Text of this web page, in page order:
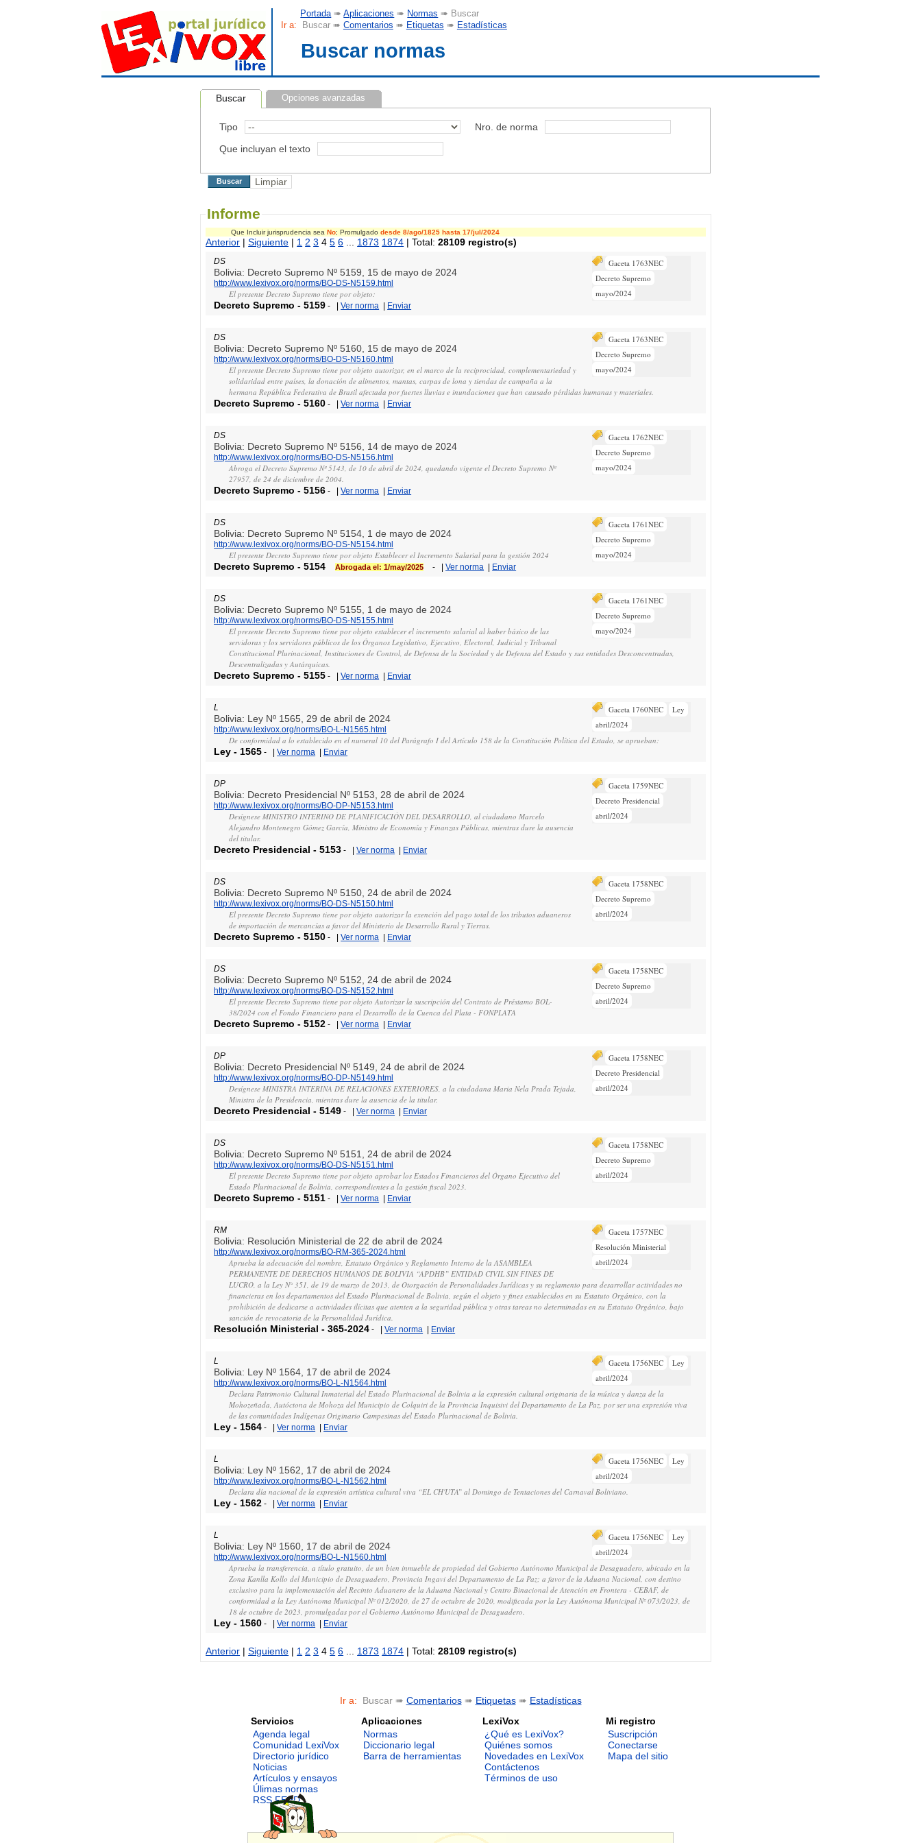
Portada ➠Aplicaciones ➠ Normas ➠ Buscar
Ir a: Buscar ➠ Comentarios ➠ Etiquetas ➠ Estadísticas
Buscar normas
Buscar Opciones avanzadas
Tipo Nro. de norma
Que incluyan el texto
Informe
Que Incluir jurisprudencia sea No; Promulgado desde 8/ago/1825 hasta 17/jul/2024
Anterior |Siguiente | 1 2 3 45 6 1873 1874 | Total:28109 registro(s)
DS
Gaceta 1763NEC
Decreto Supremo
mayo/2024
Bolivia: Decreto Supremo Nº 5159, 15 de mayo de 2024
http://www.lexivox.org/norms/BO-DS-N5159.html
El presente Decreto Supremo tiene por objeto:
Decreto Supremo -5159 - |Ver norma Enviar
DS
Gaceta 1763NEC
Decreto Supremo
mayo/2024
Bolivia: Decreto Supremo Nº 5160, 15 de mayo de 2024
http://www.lexivox.org/norms/BO-DS-N5160.html
El presente Decreto Supremo tiene por objeto autorizar, en el marco de la reciprocidad, complementariedad y
solidaridad entre países, la donación de alimentos, mantas, carpas de lona y tiendas de campaña a la
hermana República Federativa de Brasil afectada por fuertes lluvias e inundaciones que han causado pérdidas humanas y materiales.
Decreto Supremo -5160 - |Ver norma Enviar
DS
Gaceta 1762NEC
Decreto Supremo
mayo/2024
Bolivia: Decreto Supremo Nº 5156, 14 de mayo de 2024
http://www.lexivox.org/norms/BO-DS-N5156.html
Abroga el Decreto Supremo Nº 5143, de 10 de abril de 2024, quedando vigente el Decreto Supremo Nº
27957, de 24 de diciembre de 2004.
Decreto Supremo -5156 - |Ver norma Enviar
DS
Gaceta 1761NEC
Decreto Supremo
mayo/2024
Bolivia: Decreto Supremo Nº 5154, 1 de mayo de 2024
http://www.lexivox.org/norms/BO-DS-N5154.html
El presente Decreto Supremo tiene por objeto Establecer el Incremento Salarial para la gestión 2024
Decreto Supremo -5154 Abrogada el: 1/may/2025 - |Ver norma Enviar
DS
Gaceta 1761NEC
Decreto Supremo
mayo/2024
Bolivia: Decreto Supremo Nº 5155, 1 de mayo de 2024
http://www.lexivox.org/norms/BO-DS-N5155.html
El presente Decreto Supremo tiene por objeto establecer el incremento salarial al haber básico de las
servidoras y los servidores públicos de los Órganos Legislativo, Ejecutivo, Electoral, Judicial y Tribunal
Constitucional Plurinacional, Instituciones de Control, de Defensa de la Sociedad y de Defensa del Estado y sus entidades Desconcentradas,
Descentralizadas y Autárquicas.
Decreto Supremo -5155 - |Ver norma Enviar
L Gaceta 1760NEC
Ley
abril/2024
Bolivia: Ley Nº 1565, 29 de abril de 2024
http://www.lexivox.org/norms/BO-L-N1565.html
De conformidad a lo establecido en el numeral 10 del Parágrafo I del Artículo 158 de la Constitución Política del Estado, se aprueban:
Ley - 1565 - |Ver norma Enviar
DP
Gaceta 1759NEC
Decreto Presidencial
abril/2024
Bolivia: Decreto Presidencial Nº 5153, 28 de abril de 2024
http://www.lexivox.org/norms/BO-DP-N5153.html
Desígnese MINISTRO INTERINO DE PLANIFICACIÓN DEL DESARROLLO, al ciudadano Marcelo
Alejandro Montenegro Gómez García, Ministro de Economía y Finanzas Públicas, mientras dure la ausencia
del titular.
Decreto Presidencial -5153 - |Ver norma Enviar
DS
Gaceta 1758NEC
Decreto Supremo
abril/2024
Bolivia: Decreto Supremo Nº 5150, 24 de abril de 2024
http://www.lexivox.org/norms/BO-DS-N5150.html
El presente Decreto Supremo tiene por objeto autorizar la exención del pago total de los tributos aduaneros
de importación de mercancías a favor del Ministerio de Desarrollo Rural y Tierras.
Decreto Supremo -5150 - |Ver norma Enviar
DS
Gaceta 1758NEC
Decreto Supremo
abril/2024
Bolivia: Decreto Supremo Nº 5152, 24 de abril de 2024
http://www.lexivox.org/norms/BO-DS-N5152.html
El presente Decreto Supremo tiene por objeto Autorizar la suscripción del Contrato de Préstamo BOL-
38/2024 con el Fondo Financiero para el Desarrollo de la Cuenca del Plata - FONPLATA
Decreto Supremo -5152 - |Ver norma Enviar
DP
Gaceta 1758NEC
Decreto Presidencial
abril/2024
Bolivia: Decreto Presidencial Nº 5149, 24 de abril de 2024
http://www.lexivox.org/norms/BO-DP-N5149.html
Desígnese MINISTRA INTERINA DE RELACIONES EXTERIORES, a la ciudadana Maria Nela Prada Tejada,
Ministra de la Presidencia, mientras dure la ausencia de la titular.
Decreto Presidencial -5149 - |Ver norma Enviar
DS
Gaceta 1758NEC
Decreto Supremo
abril/2024
Bolivia: Decreto Supremo Nº 5151, 24 de abril de 2024
http://www.lexivox.org/norms/BO-DS-N5151.html
El presente Decreto Supremo tiene por objeto aprobar los Estados Financieros del Órgano Ejecutivo del
Estado Plurinacional de Bolivia, correspondientes a la gestión fiscal 2023.
Decreto Supremo -5151 - |Ver norma Enviar
RM
Gaceta 1757NEC
Resolución Ministerial
abril/2024
Bolivia: Resolución Ministerial de 22 de abril de 2024
http://www.lexivox.org/norms/BO-RM-365-2024.html
Aprueba la adecuación del nombre, Estatuto Orgánico y Reglamento Interno de la ASAMBLEA
PERMANENTE DE DERECHOS HUMANOS DE BOLIVIA “APDHB” ENTIDAD CIVIL SIN FINES DE
LUCRO, a la Ley N° 351, de 19 de marzo de 2013, de Otorgación de Personalidades Jurídicas y su reglamento para desarrollar actividades no
financieras en los departamentos del Estado Plurinacional de Bolivia, según el objeto y fines establecidos en su Estatuto Orgánico, con la
prohibición de dedicarse a actividades ilícitas que atenten a la seguridad pública y otras tareas no determinadas en su Estatuto Orgánico, bajo
sanción de revocatoria de la Personalidad Jurídica.
Resolución Ministerial -365-2024 - |Ver norma Enviar
L Gaceta 1756NEC
Ley
abril/2024
Bolivia: Ley Nº 1564, 17 de abril de 2024
http://www.lexivox.org/norms/BO-L-N1564.html
Declara Patrimonio Cultural Inmaterial del Estado Plurinacional de Bolivia a la expresión cultural originaria de la música y danza de la
Mohozeñada, Autóctona de Mohoza del Municipio de Colquiri de la Provincia Inquisivi del Departamento de La Paz, por ser una expresión viva
de las comunidades Indígenas Originario Campesinas del Estado Plurinacional de Bolivia.
Ley - 1564 - |Ver norma Enviar
L Gaceta 1756NEC
Ley
abril/2024
Bolivia: Ley Nº 1562, 17 de abril de 2024
http://www.lexivox.org/norms/BO-L-N1562.html
Declara día nacional de la expresión artística cultural viva “EL CH'UTA” al Domingo de Tentaciones del Carnaval Boliviano.
Ley - 1562 - |Ver norma Enviar
L Gaceta 1756NEC
Ley
abril/2024
Bolivia: Ley Nº 1560, 17 de abril de 2024
http://www.lexivox.org/norms/BO-L-N1560.html
Aprueba la transferencia, a título gratuito, de un bien inmueble de propiedad del Gobierno Autónomo Municipal de Desaguadero, ubicado en la
Zona Kanlla Kollo del Municipio de Desaguadero, Provincia Ingavi del Departamento de La Paz; a favor de la Aduana Nacional, con destino
exclusivo para la implementación del Recinto Aduanero de la Aduana Nacional y Centro Binacional de Atención en Frontera - CEBAF, de
conformidad a la Ley Autónoma Municipal Nº 012/2020, de 27 de octubre de 2020, modificada por la Ley Autónoma Municipal Nº 073/2023, de
18 de octubre de 2023, promulgadas por el Gobierno Autónomo Municipal de Desaguadero.
Ley - 1560 - |Ver norma Enviar
Anterior |Siguiente | 1 2 3 45 6 1873 1874 | Total:28109 registro(s)
Ir a: Buscar ➠ Comentarios➠ Etiquetas➠ Estadísticas
Servicios
Agenda legal
Comunidad LexiVox
Directorio jurídico
Noticias
Artículos y ensayos
Úlimas normas
RSS FEED
Aplicaciones
Normas
Diccionario legal
Barra de herramientas
LexiVox
¿Qué es LexiVox?
Quiénes somos
Novedades en LexiVox
Contáctenos
Términos de uso
Mi registro
Suscripción
Conectarse
Mapa del sitio